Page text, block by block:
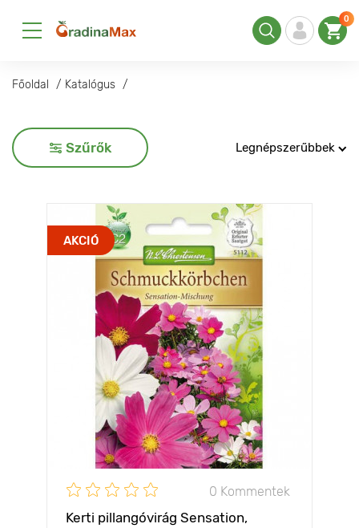
0
Főoldal Katalógus
Szűrők Legnépszerűbbek
AKCIÓ
0 Kommentek
Kerti pillangóvirág Sensation,